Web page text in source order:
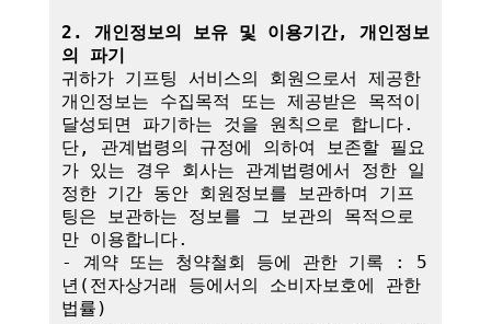
2. 개인정보의 보유 및 이용기간, 개인정보
의 파기
귀하가 기프팅 서비스의 회원으로서 제공한
개인정보는 수집목적 또는 제공받은 목적이
달성되면 파기하는 것을 원칙으로 합니다.
단, 관계법령의 규정에 의하여 보존할 필요
가 있는 경우 회사는 관계법령에서 정한 일
정한 기간 동안 회원정보를 보관하며 기프
팅은 보관하는 정보를 그 보관의 목적으로
만 이용합니다.
- 계약 또는 청약철회 등에 관한 기록 : 5
년(전자상거래 등에서의 소비자보호에 관한
법률)